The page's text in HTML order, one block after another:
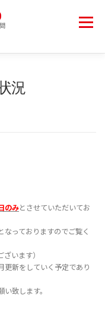
メニュー
況
のみとさせていただいてお
っておりますのでご覧く
います）
更新をしていく予定であり
致します。